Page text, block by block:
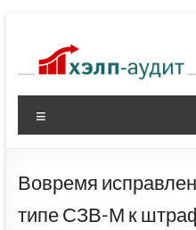
содержимому
Вовремя
типе СЗВ-М к